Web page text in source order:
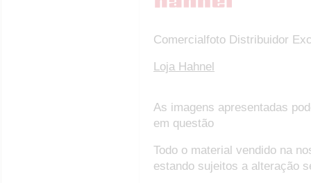
Comercialfoto Distribuidor
Loja Hahnel
As imagens apresentadas
em questão
Todo o material vendido na
estando sujeitos a alteração